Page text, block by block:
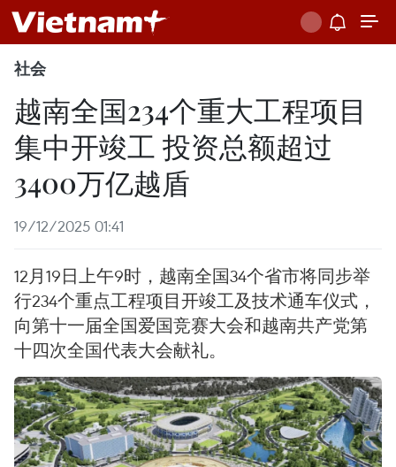
社会
越南全国234个重大工程项目
集中开竣工 投资总额超过
3400万亿越盾
19/12/2025 01:41
12月19日上午9时，越南全国34个省市将同步举
行234个重点工程项目开竣工及技术通车仪式，
向第十一届全国爱国竞赛大会和越南共产党第
十四次全国代表大会献礼。